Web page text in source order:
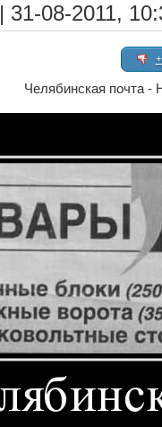
| 31-08-2011,
Челябинская почта -